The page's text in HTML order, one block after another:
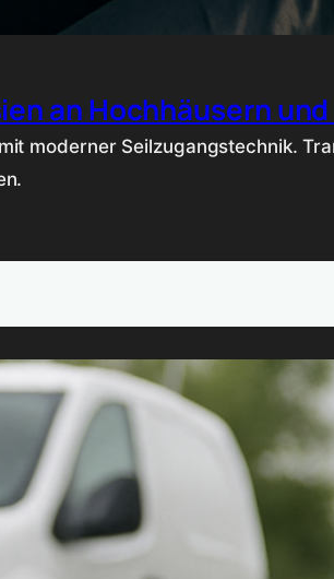
an Hochhäusern
moderner Seilzugangstechnik.